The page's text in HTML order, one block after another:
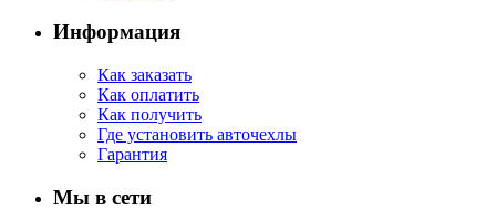
Информация
Как заказать
Как оплатить
Как получить
Где установить авточехлы
Гарантия
Мы в сети